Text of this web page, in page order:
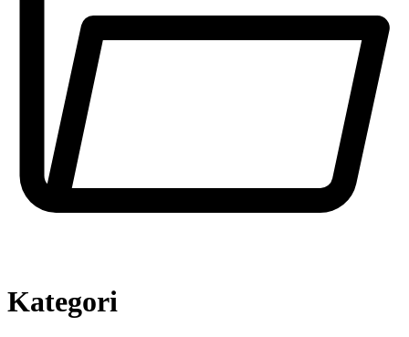
Kategori